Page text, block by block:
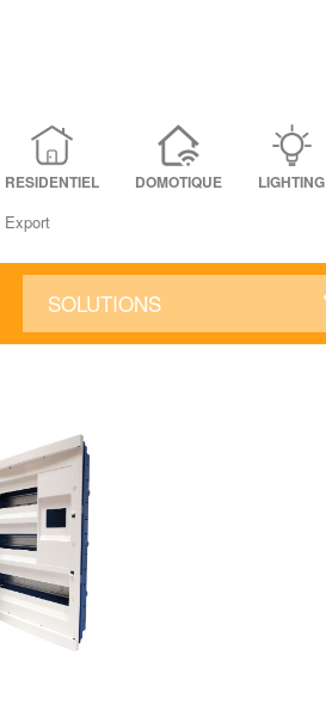
RESIDENTIEL DOMOTIQUE LIGHTING
Export